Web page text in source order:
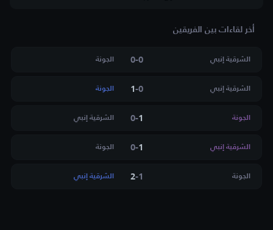
أخر لقاءات بين الفريقين
الشرقية إنبي 0
-
0 الجونة
الشرقية إنبي 0
-
1 الجونة
الجونة 1
-
0 الشرقية إنبي
الشرقية إنبي 1
-
0 الجونة
الجونة 1
-
2 الشرقية إنبي